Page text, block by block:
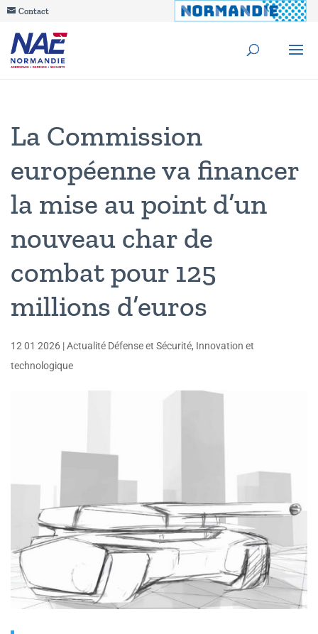
Contact
La Commission
européenne va financer
la mise au point d’un
nouveau char de
combat pour 125
millions d’euros
12 01 2026 |Actualité Défense et Sécurité, Innovation et
technologique